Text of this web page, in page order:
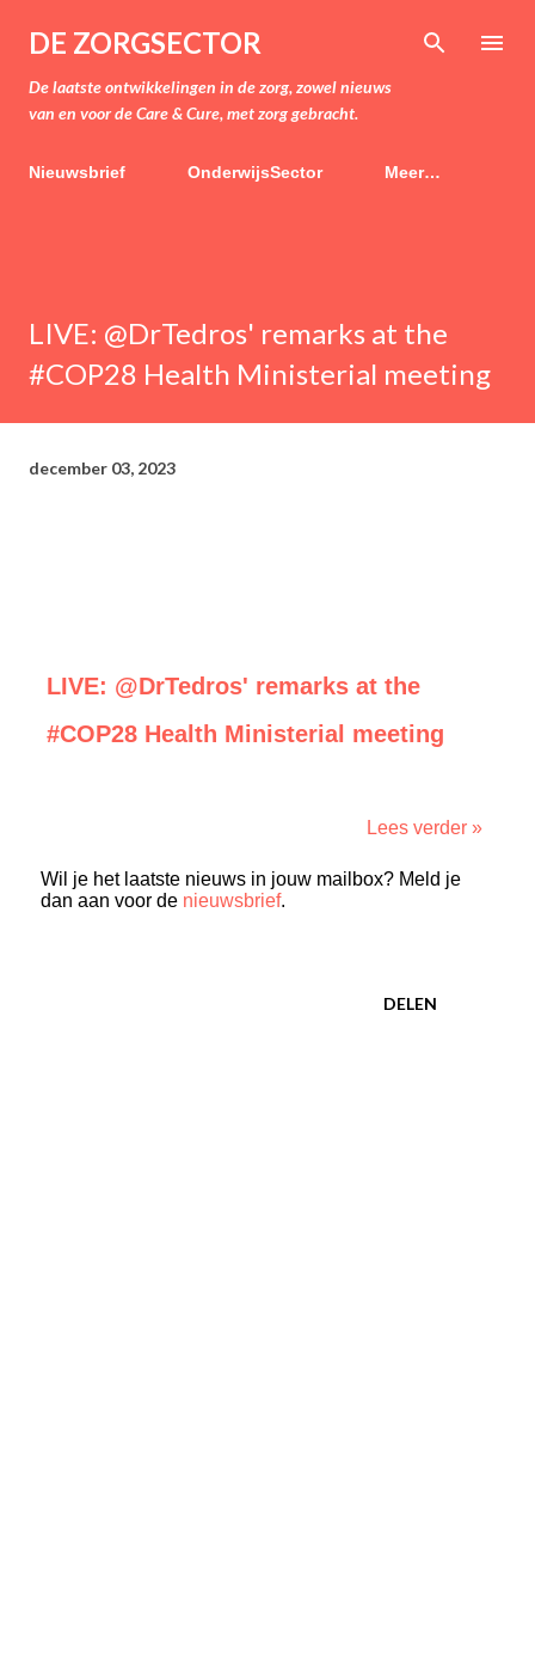
Doorgaan naar hoofdcontent
DE ZORGSECTOR
De laatste ontwikkelingen in de zorg, zowel nieuws
van en voor de Care & Cure, met zorg gebracht.
Nieuwsbrief OnderwijsSector Meer…
LIVE: @DrTedros' remarks at the
#COP28 Health Ministerial meeting
december 03, 2023
LIVE: @DrTedros' remarks at the
#COP28 Health Ministerial meeting
Lees verder »
Wil je het laatste nieuws in jouw mailbox? Meld je
dan aan voor de nieuwsbrief.
DELEN